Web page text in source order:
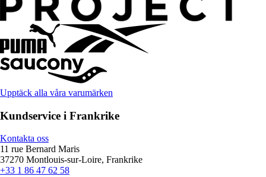
Upptäck alla våra varumärken
Kundservice i Frankrike
Kontakta oss
11 rue Bernard Maris
37270 Montlouis-sur-Loire, Frankrike
+33 1 86 47 62 58